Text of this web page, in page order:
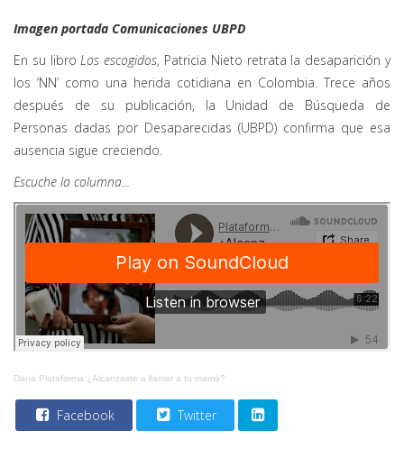
Imagen portada Comunicaciones UBPD
En su libroLos escogidos, Patricia Nieto retrata la desaparición y
los ‘NN’ como una herida cotidiana en Colombia. Trece años
después de su publicación, la Unidad de Búsqueda de
Personas dadas por Desaparecidas (UBPD) confirma que esa
ausencia sigue creciendo.
Escuche la columna...
Dana Plataforma· ¿Alcanzaste a llamar a tu mamá?
Facebook Twitter